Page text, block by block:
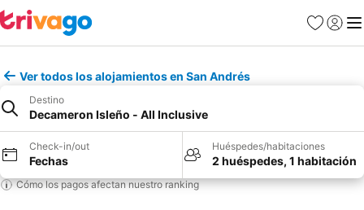
Favoritos
Iniciar
Ver todos los alojamientos en San Andrés
Destino
Decameron Isleño - All Inclusive
Check-in/out
Fechas
Huéspedes/habitaciones
2 huéspedes, 1 habitación
Cómo los pagos afectan nuestro ranking